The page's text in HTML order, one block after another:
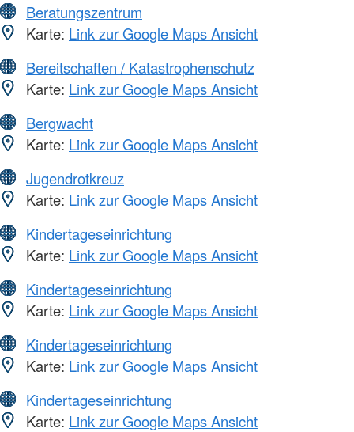
Beratungszentrum
Karte: Link zur Google Maps Ansicht
Bereitschaften / Katastrophenschutz
Karte: Link zur Google Maps Ansicht
Bergwacht
Karte: Link zur Google Maps Ansicht
Jugendrotkreuz
Karte: Link zur Google Maps Ansicht
Kindertageseinrichtung
Karte: Link zur Google Maps Ansicht
Kindertageseinrichtung
Karte: Link zur Google Maps Ansicht
Kindertageseinrichtung
Karte: Link zur Google Maps Ansicht
Kindertageseinrichtung
Karte: Link zur Google Maps Ansicht